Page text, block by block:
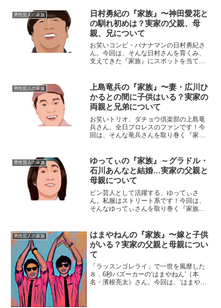
男性芸人の家族
日村勇紀の『家族』〜神田愛花と
の馴れ初めは？実家の父親、母
親、兄について
お笑いコンビ・バナナマンの日村勇紀さ
ん。今回は、そんな日村さんを育くみ、
支えてきた『家族』にスポットを当て、
47年〉5月14日身長体重：172cm/85kg血
液型 ...
男性芸人の家族
上島竜兵の『家族』〜妻・広川ひ
かるとの間に子供はいる？実家の
両親と兄弟について
お笑いトリオ、ダチョウ倶楽部の上島竜
兵さん。全日プロレスのファンです！今
回は、そんな竜兵さんを取り巻く『家
1961年（昭和36年）1月20日身 長：
162cm血液型 ：A...
男性芸人の家族
ゆってぃの『家族』～グラドル・
石川あんなと結婚…実家の父親と
母親について
ピン芸人として活躍する、ゆってぃさ
ん。私服はストリート系です！今回は、
そんなゆってぃさんを取り巻く『家族』
1977年〈昭和52年〉1月25日身長：
174cm血液型：O型◆...
男性芸人の家族
はまやねんの『家族』〜嫁と子供
がいる？実家の父親と母親につい
て
「ラッスンゴレライ」で一世を風靡した
８．6秒バズーカーの‘はまやねん’（本
名・濱根亮太）さん。今回は、‘はまやね